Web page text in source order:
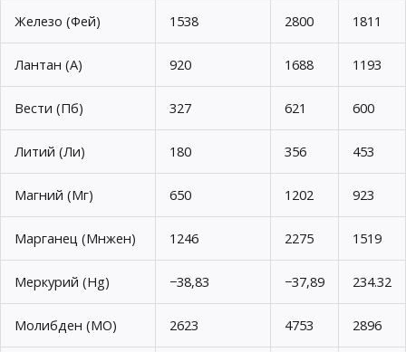
Железо (Фей) 1538 2800 1811
Лантан (А) 920 1688 1193
Вести (Пб) 327 621 600
Литий (Ли) 180 356 453
Магний (Мг) 650 1202 923
Марганец (Мнжен) 1246 2275 1519
Меркурий (Hg) −38,83 −37,89 234.32
Молибден (МО) 2623 4753 2896